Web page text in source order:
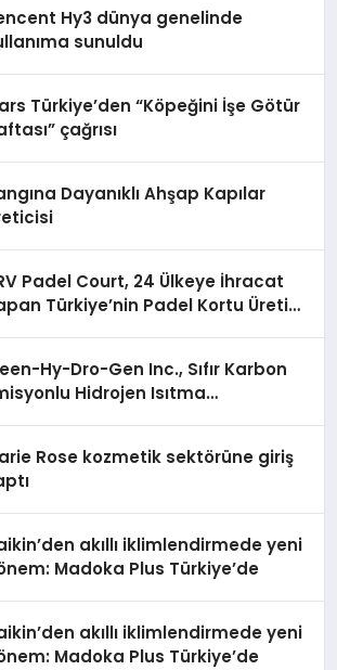
Hy3 dünya genelinde
sunuldu
Türkiye’den “Köpeğini İşe Götür
çağrısı
Dayanıklı Ahşap Kapılar
Padel Court, 24 Ülkeye İhracat
Türkiye’nin Padel Kortu Üretim
Hy-Dro-Gen Inc., Sıfır Karbon
Hidrojen Isıtma
Rose kozmetik sektörüne giriş
akıllı iklimlendirmede yeni
Madoka Plus Türkiye’de
akıllı iklimlendirmede yeni
Madoka Plus Türkiye’de